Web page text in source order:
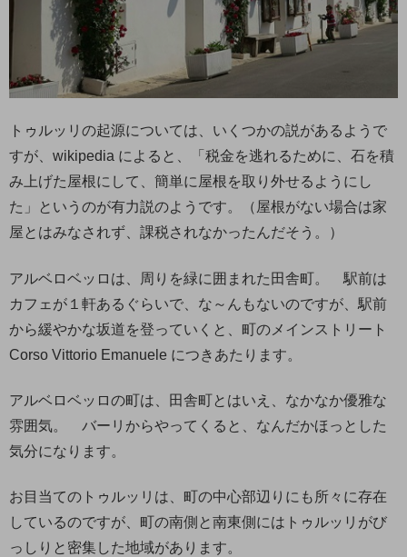
トゥルッリの起源については、いくつかの説があるようで
すが、wikipedia によると、「税金を逃れるために、石を積
み上げた屋根にして、簡単に屋根を取り外せるようにし
た」というのが有力説のようです。（屋根がない場合は家
屋とはみなされず、課税されなかったんだそう。）
アルベロベッロは、周りを緑に囲まれた田舎町。 駅前は
カフェが１軒あるぐらいで、な～んもないのですが、駅前
から緩やかな坂道を登っていくと、町のメインストリート
Corso Vittorio Emanuele につきあたります。
アルベロベッロの町は、田舎町とはいえ、なかなか優雅な
雰囲気。 バーリからやってくると、なんだかほっとした
気分になります。
お目当てのトゥルッリは、町の中心部辺りにも所々に存在
しているのですが、町の南側と南東側にはトゥルッリがび
っしりと密集した地域があります。